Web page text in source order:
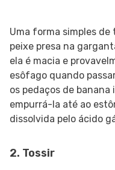
Uma forma simples
peixe presa na
ela é macia e
esôfago quando
os pedaços de
empurrá-la até ao
dissolvida pelo ácido
2. Tossir